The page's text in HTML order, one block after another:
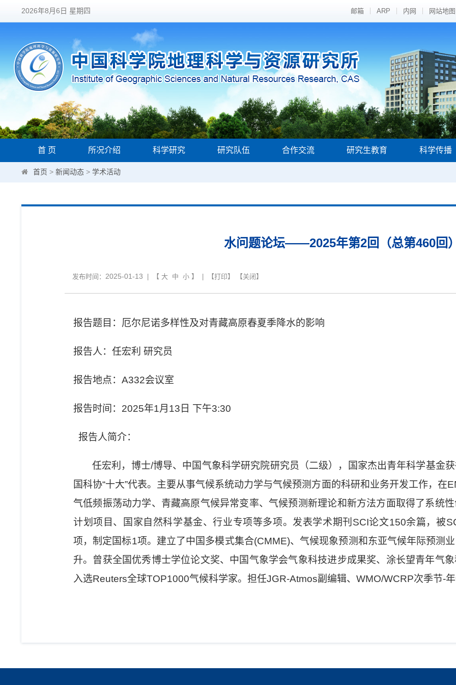
2026年8月6日 星期四 邮箱 ARP 内网 网站地图
首 页 所况介绍 科学研究 研究队伍 合作交流 研究生教育 科学传播
首页 > 新闻动态 > 学术活动
水问题论坛——2025年第2回（总第460回
发布时间： 2025-01-13 | 【 大 中 小 】 | 【打印】 【关闭 】
报告题目：厄尔尼诺多样性及对青藏高原春夏季降水的影响
报告人：任宏利 研究员
报告地点：A332会议室
报告时间：2025年1月13日 下午3:30
报告人简介：
任宏利，博士/博导、中国气象科学研究院研究员（二级），国家杰出青年科学基金
国科协“十大”代表。主要从事气候系统动力学与气候预测方面的科研和业务开发工作，在
气低频振荡动力学、青藏高原气候异常变率、气候预测新理论和新方法方面取得了系统
计划项目、国家自然科学基金、行业专项等多项。发表学术期刊SCI论文150余篇，被
项，制定国标1项。建立了中国多模式集合(CMME)、气候现象预测和东亚气候年际预测
升。曾获全国优秀博士学位论文奖、中国气象学会气象科技进步成果奖、涂长望青年气
入选Reuters全球TOP1000气候科学家。担任JGR-Atmos副编辑、WMO/WCRP次季节-